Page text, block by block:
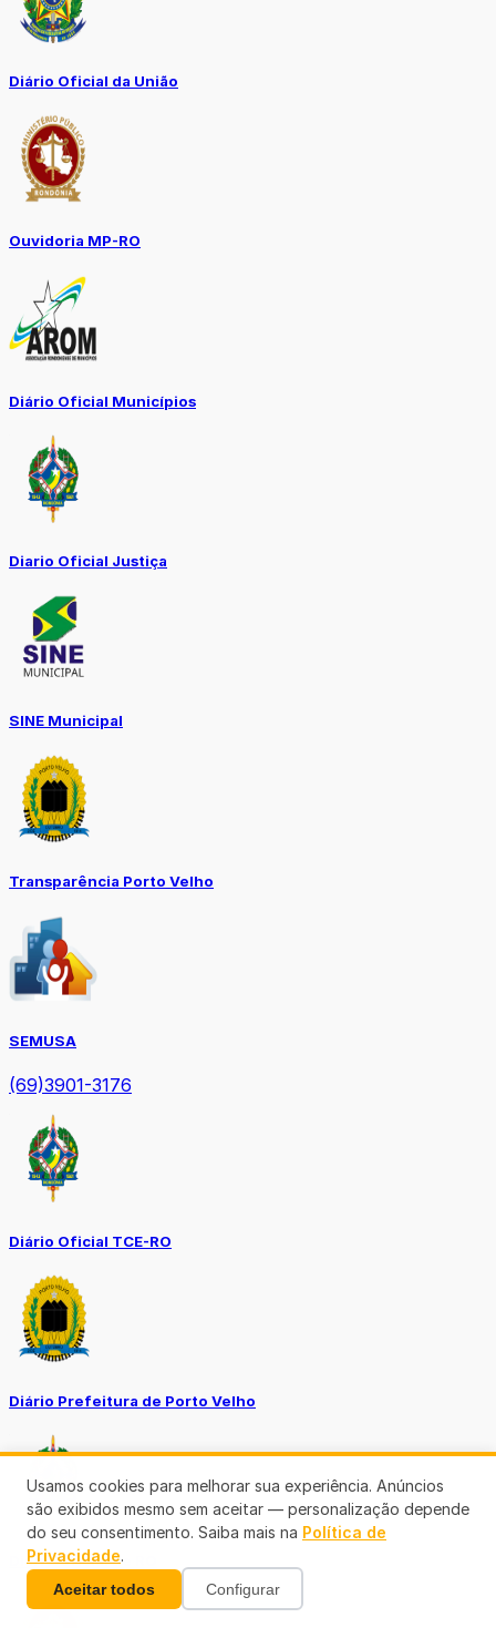
Diário Oficial da União
Ouvidoria MP-RO
Diário Oficial Municípios
Diario Oficial Justiça
SINE Municipal
Transparência Porto Velho
SEMUSA
(69)3901-3176
Diário Oficial TCE-RO
Diário Prefeitura de Porto Velho
Diário Oficial de RO
Usamos cookies para melhorar sua experiência. Anúncios
são exibidos mesmo sem aceitar — personalização depende
do seu consentimento. Saiba mais na Política de
Privacidade.
Aceitar todos Configurar